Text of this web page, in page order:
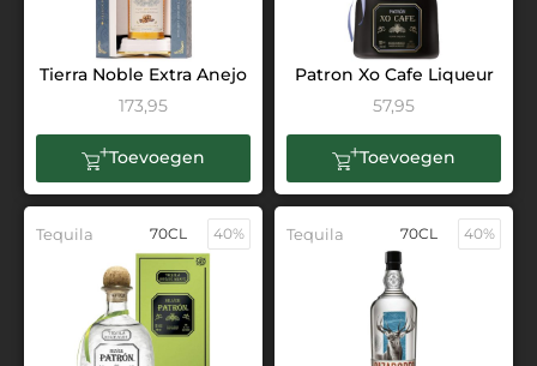
Tierra Noble Extra Anejo
173,95
Toevoegen
Patron Xo Cafe Liqueur
57,95
Toevoegen
Tequila 70CL 40% Tequila 70CL 40%